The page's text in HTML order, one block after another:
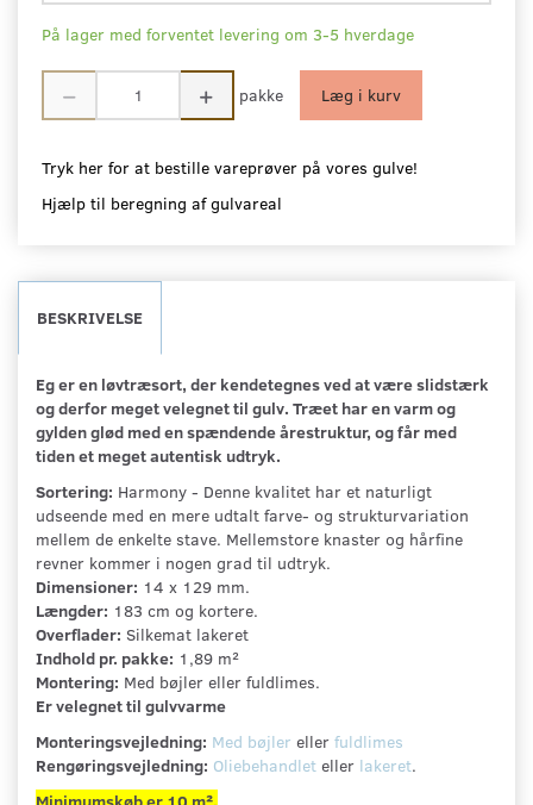
På lager med forventet levering om 3-5 hverdage
pakke Læg i kurv
Tryk her for at bestille vareprøver på vores gulve!
Hjælp til beregning af gulvareal
BESKRIVELSE
Eg er en løvtræsort, der kendetegnes ved at være slidstærk
og derfor meget velegnet til gulv. Træet har en varm og
gylden glød med en spændende årestruktur, og får med
tiden et meget autentisk udtryk.
Sortering: Harmony - Denne kvalitet har et naturligt
udseende med en mere udtalt farve- og strukturvariation
mellem de enkelte stave. Mellemstore knaster og hårfine
revner kommer i nogen grad til udtryk.
Dimensioner: 14 x 129 mm.
Længder: 183 cm og kortere.
Overflader: Silkemat lakeret
Indhold pr. pakke: 1,89 m²
Montering: Med bøjler eller fuldlimes.
Er velegnet til gulvvarme
Monteringsvejledning: Med bøjler eller fuldlimes
Rengøringsvejledning: Oliebehandlet eller lakeret.